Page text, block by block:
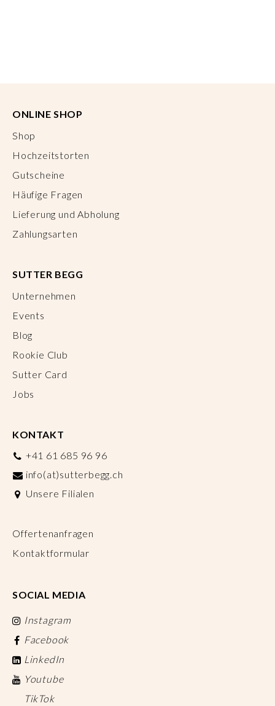
ONLINE SHOP
Shop
Hochzeitstorten
Gutscheine
Häufige Fragen
Lieferung und Abholung
Zahlungsarten
SUTTER BEGG
Unternehmen
Events
Blog
Rookie Club
Sutter Card
Jobs
KONTAKT
+41 61 685 96 96
info(at)sutterbegg.ch
Unsere Filialen
Offertenanfragen
Kontaktformular
SOCIAL MEDIA
Instagram
Facebook
LinkedIn
Youtube
TikTok